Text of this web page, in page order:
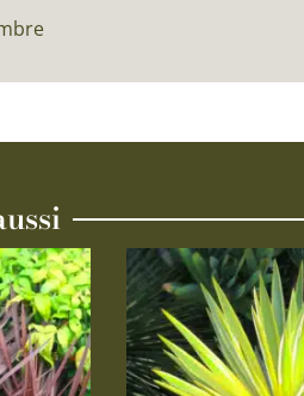
Ce
produit
a
plusieurs